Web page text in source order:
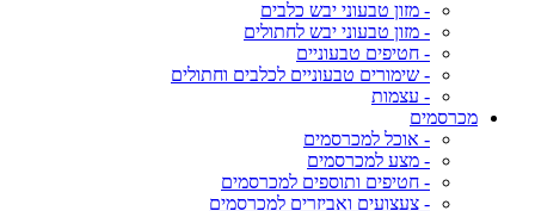
- מזון טבעוני יבש כלבים
- מזון טבעוני יבש לחתולים
- חטיפים טבעוניים
- שימורים טבעוניים לכלבים וחתולים
- עצמות
מכרסמים
- אוכל למכרסמים
- מצע למכרסמים
- חטיפים ותוספים למכרסמים
- צעצועים ואביזרים למכרסמים